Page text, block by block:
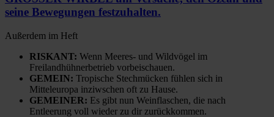
seine Bewegungen festzuhalten.
Außerdem im Heft
RISKANT: Wenn Meeres- und Wildvögel im
Freilandhühnerbetrieb vorbeischauen.
GEMEIN: Tropische Stechmücken fühlen sich in
Mitteleuropa inziwschen oft zu Hause.
GEMEINER: Es gibt nun Weinflaschen, die nach
Entleerung voll wieder zu dir zurückkommen.